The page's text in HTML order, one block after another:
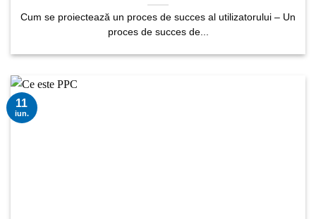
Cum se proiectează un proces de succes al utilizatorului – Un
proces de succes de...
11
iun.